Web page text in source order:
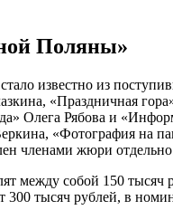
Поляны»
известно из
«Праздничная
Олега Рябова и
«Фотография на
членами жюри
собой 150 тысяч
тысяч рублей, в